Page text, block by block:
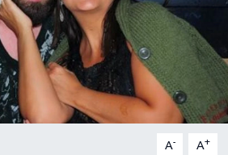
A- A+